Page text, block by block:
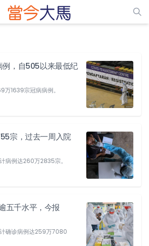
，自505以来最低纪
1639宗冠病病例。
宗，过去一周入院
病例达260万2835宗。
五千水平，今报
确诊病例达259万7080